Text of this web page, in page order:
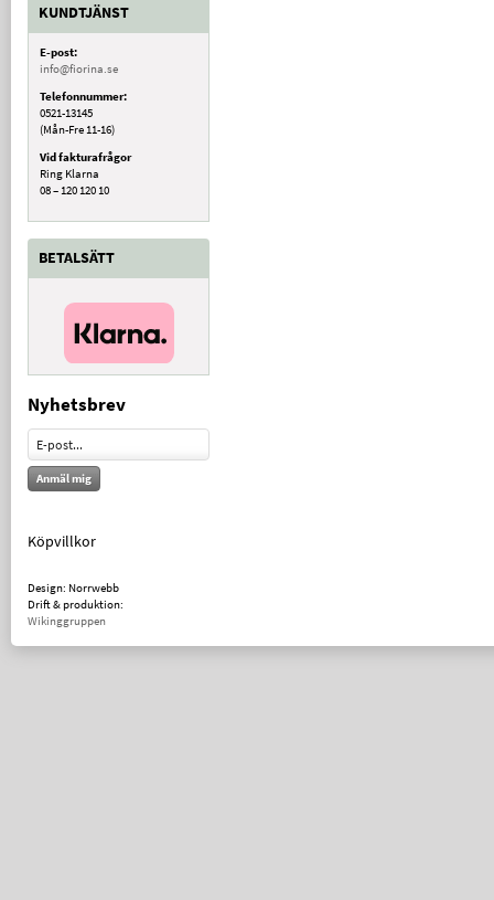
KUNDTJÄNST
E-post:
info@fiorina.se
Telefonnummer:
0521-13145
(Mån-Fre 11-16)
Vid fakturafrågor
Ring Klarna
08 – 120 120 10
BETALSÄTT
Nyhetsbrev
Anmäl mig
Köpvillkor
Design: Norrwebb
Drift & produktion:
Wikinggruppen